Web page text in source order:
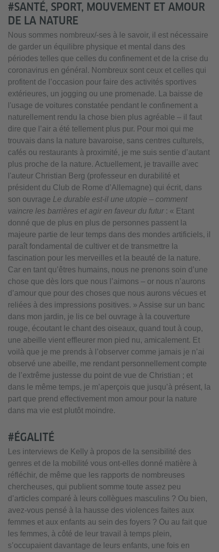
#SANTÉ, SPORT, MOUVEMENT ET AMOUR
DE LA NATURE
Nous sommes nombreux/-ses à le savoir, il est nécessaire
de garder un équilibre physique et mental dans des
périodes telles que celles du confinement et de la crise du
coronavirus en général. Nombreux sont ceux et celles qui
profitent de l’occasion pour faire des activités sportives
extérieures, un jogging ou une promenade. La baisse de
l'usage de voitures constatée pendant le confinement a
naturellement rendu la chose bien plus agréable – il faut
dire que l’air a été tellement plus pur. Pour moi qui me
trouvais dans la nature bavaroise, sans centres culturels,
cafés ou restaurants à proximité, je me suis sentie d’autant
plus proche de la nature. Actuellement, je travaille avec
l'auteur Christian Berg (professeur en durabilité et
président du Club de Rome d’Allemagne) qui écrit, dans
son ouvrage Le durable est-il une utopie – comment
vaincre les barrières et agir en faveur du futur: « Etant
donné que de plus en plus de personnes passent la
majeure partie de leur temps dans des mondes artificiels, il
paraît fondamental de cultiver et de transmettre la
fascination pour les merveilles et la beauté de la nature.
Car en tant qu’êtres humains, nous ne prenons soin d’une
chose que dès lors que nous l’aimons – or nous n’aurons
d’amour que pour des choses que nous aurons vécues et
reliées à des impressions positives. » Assise sur un banc
dans mon jardin, je lis ce bel ouvrage à la couverture
rouge, écoutant le chant des oiseaux, quand tout à coup,
une abeille vient effleurer mon pied nu, amicalement. Et
voilà que je me prends à l’observer comme jamais je n’ai
observé une abeille, me rendant personnellement compte
de l’extrême justesse du point de vue de Christian ; et
dans le même temps, je m’aperçois que jusqu’à présent, la
part que prend effectivement mon amour pour la nature
dans ma vie est plutôt moindre.
#ÉGALITÉ
Les interviews de Kelly à propos de la sensibilité des
genres et de la mobilité vous ont-elles donné matière à
réfléchir, de même que les rapports de nombreuses
chercheuses, qui publient somme toute assez peu
d’articles comparé à leurs collègues masculins ? Ou bien,
avez-vous pensé à la hausse des violences faites aux
femmes et aux enfants au sein des foyers ? Ou au fait que
les femmes, à côté de leur travail à temps plein,
s’occupaient davantage de leurs enfants, une fois en